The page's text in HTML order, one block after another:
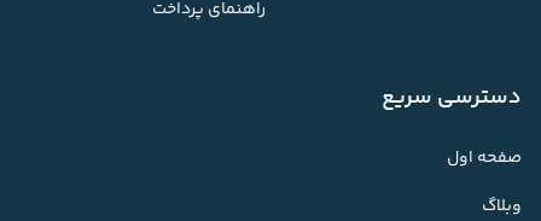
راهنمای پرداخت
دسترسی سریع
صفحه اول
وبلاگ